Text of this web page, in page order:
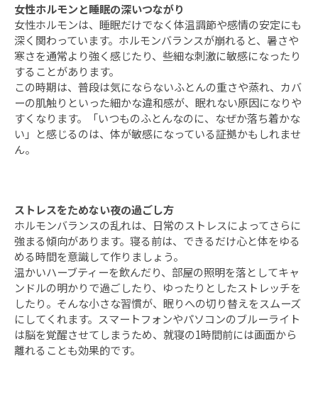
女性ホルモンと睡眠の深いつながり
女性ホルモンは、睡眠だけでなく体温調節や感情の安定にも
深く関わっています。ホルモンバランスが崩れると、暑さや
寒さを通常より強く感じたり、些細な刺激に敏感になったり
することがあります。
この時期は、普段は気にならないふとんの重さや蒸れ、カバ
ーの肌触りといった細かな違和感が、眠れない原因になりや
すくなります。「いつものふとんなのに、なぜか落ち着かな
い」と感じるのは、体が敏感になっている証拠かもしれませ
ん。
ストレスをためない夜の過ごし方
ホルモンバランスの乱れは、日常のストレスによってさらに
強まる傾向があります。寝る前は、できるだけ心と体をゆる
める時間を意識して作りましょう。
温かいハーブティーを飲んだり、部屋の照明を落としてキャ
ンドルの明かりで過ごしたり、ゆったりとしたストレッチを
したり。そんな小さな習慣が、眠りへの切り替えをスムーズ
にしてくれます。スマートフォンやパソコンのブルーライト
は脳を覚醒させてしまうため、就寝の1時間前には画面から
離れることも効果的です。